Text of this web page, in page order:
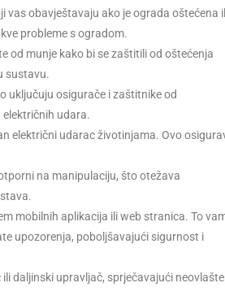
vas obavještavaju ako je ograda oštećena
probleme s ogradom.
od munje kako bi se zaštitili od oštećenja
sustavu.
uključuju osigurače i zaštitnike od
električnih udara.
električni udarac životinjama. Ovo
na manipulaciju, što otežava
mobilnih aplikacija ili web stranica. To
upozorenja, poboljšavajući sigurnost i
daljinski upravljač, sprječavajući